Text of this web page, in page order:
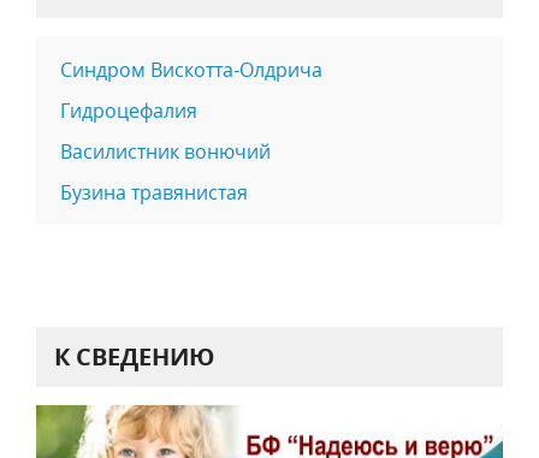
Синдром Вискотта-Олдрича
Гидроцефалия
Василистник вонючий
Бузина травянистая
К СВЕДЕНИЮ